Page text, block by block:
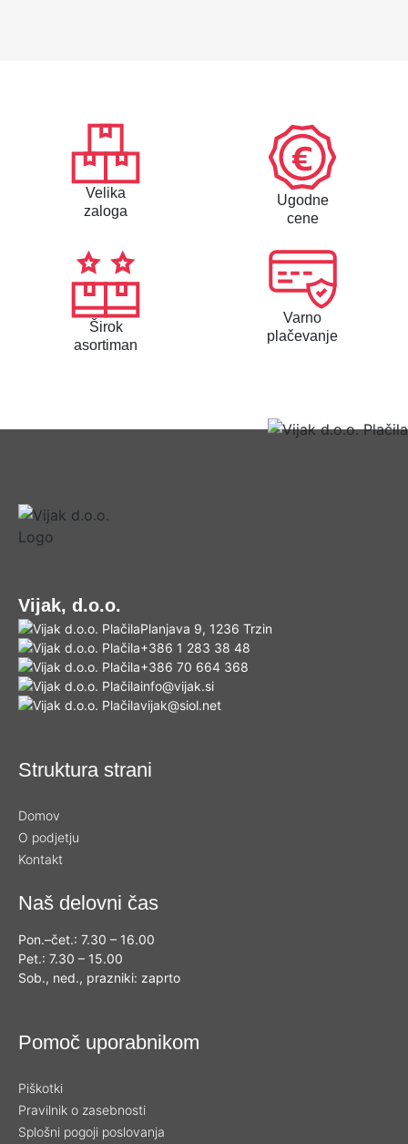
Velika
zaloga
Ugodne
cene
Širok
asortiman
Varno
plačevanje
Vijak, d.o.o.
Planjava 9, 1236 Trzin
+386 1 283 38 48
+386 70 664 368
info@vijak.si
vijak@siol.net
Struktura strani
Domov
O podjetju
Kontakt
Naš delovni čas
Pon.–čet.: 7.30 – 16.00
Pet.: 7.30 – 15.00
Sob., ned., prazniki: zaprto
Pomoč uporabnikom
Piškotki
Pravilnik o zasebnosti
Splošni pogoji poslovanja